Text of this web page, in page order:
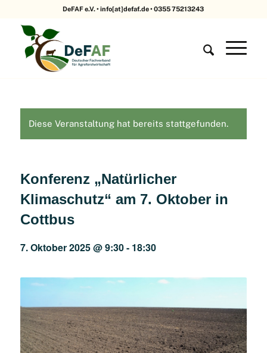
DeFAF e.V. • info[at]defaf.de • 0355 75213243
Diese Veranstaltung hat bereits stattgefunden.
Konferenz „Natürlicher
Klimaschutz“ am 7. Oktober in
Cottbus
7. Oktober 2025 @ 9:30- 18:30